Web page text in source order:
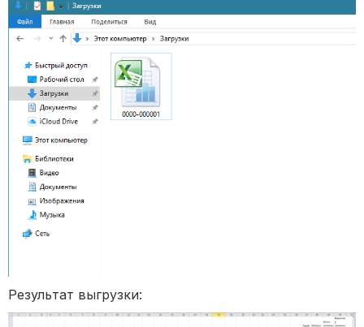
Результат выгрузки: